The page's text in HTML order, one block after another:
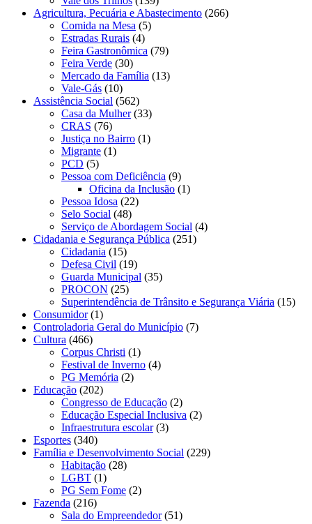
Agricultura, Pecuária e Abastecimento (266)
Comida na Mesa (5)
Estradas Rurais (4)
Feira Gastronômica (79)
Feira Verde (30)
Mercado da Família (13)
Vale-Gás (10)
Assistência Social (562)
Casa da Mulher(33)
CRAS (76)
Justiça no Bairro (1)
Migrante (1)
PCD (5)
Pessoa com Deficiência (9)
Oficina da Inclusão (1)
Pessoa Idosa (22)
Selo Social (48)
Serviço de Abordagem Social (4)
Cidadania e Segurança Pública (251)
Cidadania (15)
Defesa Civil (19)
Guarda Municipal (35)
PROCON (25)
Superintendência de Trânsito e Segurança Viária (15)
Consumidor(1)
Controladoria Geral do Município (7)
Cultura (466)
Corpus Christi (1)
Festival de Inverno (4)
PG Memória (2)
Educação (202)
Congresso de Educação (2)
Educação Especial Inclusiva (2)
Infraestrutura escolar(3)
Esportes (340)
Família e Desenvolvimento Social (229)
Habitação (28)
LGBT (1)
PG Sem Fome (2)
Fazenda (216)
Sala do Empreendedor(51)